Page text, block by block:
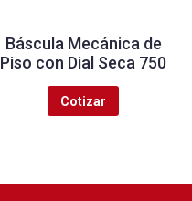
Báscula Mecánica de
Piso con Dial Seca 750
Cotizar